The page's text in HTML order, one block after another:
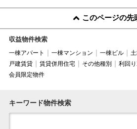
このページの先
収益物件検索
一棟アパート 一棟マンション 一棟ビル
戸建賃貸
賃貸併用住宅 その他種別 利回
会員限定物件
キーワード物件検索